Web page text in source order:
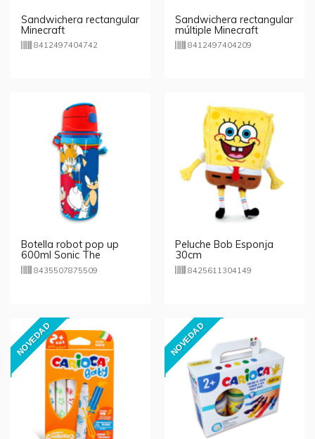
Sandwichera rectangular
Minecraft
8412497404742
Sandwichera rectangular
múltiple Minecraft
8412497404209
Botella robot pop up
600ml Sonic The
Hedgehog
8435507875509
Peluche Bob Esponja
30cm
8425611304149
NOVEDAD NOVEDAD